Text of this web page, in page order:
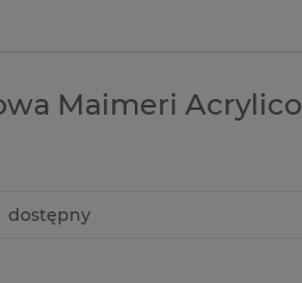
Maimeri Acrylico
dostępny